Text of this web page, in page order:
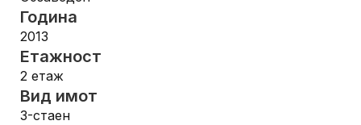
Година
2013
Етажност
2 етаж
Вид имот
3-стаен